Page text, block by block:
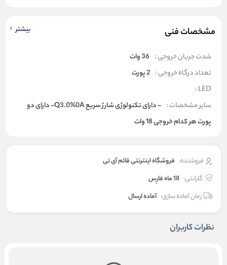
مشخصات فنی بیشتر
شدت جریان خروجی : 36 وات
تعداد درگاه خروجی : 2 پورت
LED :
سایر مشخصات :
- دارای تکنولوژی شارژ سریع Q3.0%0A- دارای دو
پورت هر کدام خروجی 18 وات
فروشنده: فروشگاه اینترنتی قائم آی تی
گارانتی: 18 ماه فارِس
زمان آماده سازی: آماده ارسال
نظرات کاربران